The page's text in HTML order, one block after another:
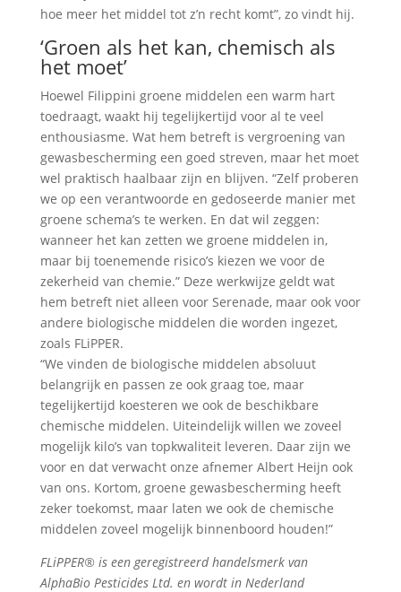
hoe meer het middel tot z’n recht komt”, zo vindt hij.
‘Groen als het kan, chemisch als
het moet’
Hoewel Filippini groene middelen een warm hart
toedraagt, waakt hij tegelijkertijd voor al te veel
enthousiasme. Wat hem betreft is vergroening van
gewasbescherming een goed streven, maar het moet
wel praktisch haalbaar zijn en blijven. “Zelf proberen
we op een verantwoorde en gedoseerde manier met
groene schema’s te werken. En dat wil zeggen:
wanneer het kan zetten we groene middelen in,
maar bij toenemende risico’s kiezen we voor de
zekerheid van chemie.” Deze werkwijze geldt wat
hem betreft niet alleen voor Serenade, maar ook voor
andere biologische middelen die worden ingezet,
zoals FLiPPER.
“We vinden de biologische middelen absoluut
belangrijk en passen ze ook graag toe, maar
tegelijkertijd koesteren we ook de beschikbare
chemische middelen. Uiteindelijk willen we zoveel
mogelijk kilo’s van topkwaliteit leveren. Daar zijn we
voor en dat verwacht onze afnemer Albert Heijn ook
van ons. Kortom, groene gewasbescherming heeft
zeker toekomst, maar laten we ook de chemische
middelen zoveel mogelijk binnenboord houden!”
FLiPPER® is een geregistreerd handelsmerk van
AlphaBio Pesticides Ltd. en wordt in Nederland